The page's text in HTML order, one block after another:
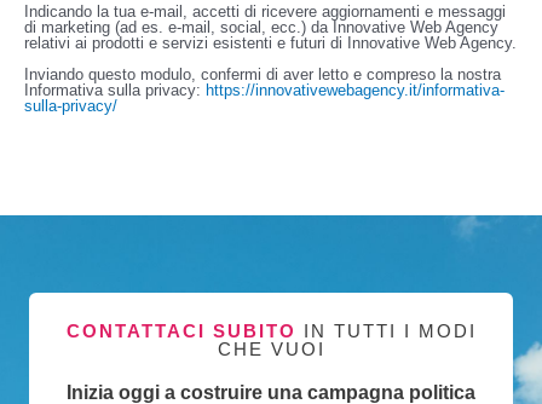
Indicando la tua e-mail, accetti di ricevere aggiornamenti e messaggi
di marketing (ad es. e-mail, social, ecc.) da Innovative Web Agency
relativi ai prodotti e servizi esistenti e futuri di Innovative Web Agency.
Inviando questo modulo, confermi di aver letto e compreso la nostra
Informativa sulla privacy: https://innovativewebagency.it/informativa-
sulla-privacy/
CONTATTACI SUBITO IN TUTTI I MODI
CHE VUOI
Inizia oggi a costruire una campagna politica